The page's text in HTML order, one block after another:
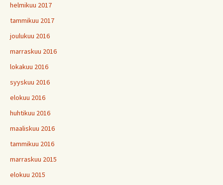
helmikuu 2017
tammikuu 2017
joulukuu 2016
marraskuu 2016
lokakuu 2016
syyskuu 2016
elokuu 2016
huhtikuu 2016
maaliskuu 2016
tammikuu 2016
marraskuu 2015
elokuu 2015